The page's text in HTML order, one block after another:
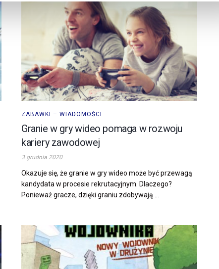
ZABAWKI – WIADOMOŚCI
Granie w gry wideo pomaga w rozwoju
kariery zawodowej
3 grudnia 2020
Okazuje się, że granie w gry wideo może być przewagą
kandydata w procesie rekrutacyjnym. Dlaczego?
Ponieważ gracze, dzięki graniu zdobywają ...